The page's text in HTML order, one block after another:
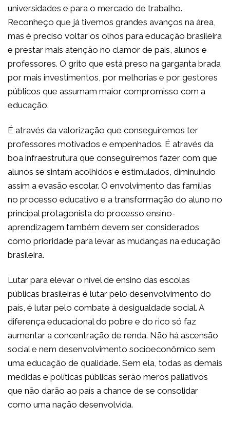
universidades e para o mercado de trabalho.
Reconheço que já tivemos grandes avanços na área,
mas é preciso voltar os olhos para educação brasileira
e prestar mais atenção no clamor de pais, alunos e
professores. O grito que está preso na garganta brada
por mais investimentos, por melhorias e por gestores
públicos que assumam maior compromisso com a
educação.
É através da valorização que conseguiremos ter
professores motivados e empenhados. É através da
boa infraestrutura que conseguiremos fazer com que
alunos se sintam acolhidos e estimulados, diminuindo
assim a evasão escolar. O envolvimento das famílias
no processo educativo e a transformação do aluno no
principal protagonista do processo ensino-
aprendizagem também devem ser considerados
como prioridade para levar as mudanças na educação
brasileira.
Lutar para elevar o nível de ensino das escolas
públicas brasileiras é lutar pelo desenvolvimento do
país, é lutar pelo combate à desigualdade social. A
diferença educacional do pobre e do rico só faz
aumentar a concentração de renda. Não há ascensão
social e nem desenvolvimento socioeconômico sem
uma educação de qualidade. Sem ela, todas as demais
medidas e políticas públicas serão meros paliativos
que não darão ao país a chance de se consolidar
como uma nação desenvolvida.